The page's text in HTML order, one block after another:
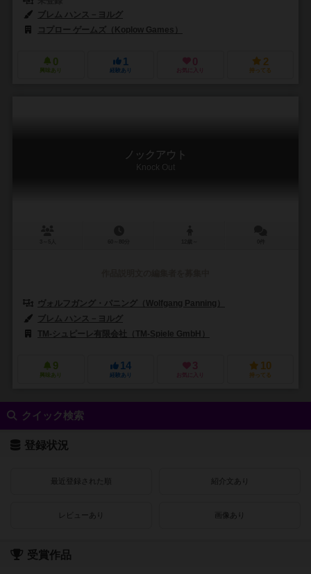
ブレム ハンス－ヨルグ
コプロー ゲームズ（Koplow Games）
0
興味あり
1
経験あり
0
お気に入り
2
持ってる
ノックアウト
Knock Out
ヴォルフガング・パニング（Wolfgang Panning）
ブレム ハンス－ヨルグ
TM-シュピーレ有限会社（TM-Spiele GmbH）
9
興味あり
14
経験あり
3
お気に入り
10
持ってる
クイック検索
登録状況
最近登録された順 紹介文あり
レビューあり 画像あり
受賞作品